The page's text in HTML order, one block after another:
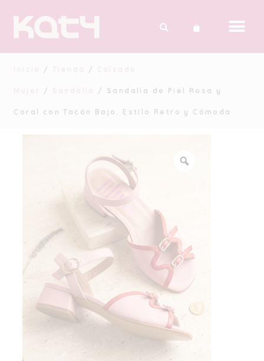
/ /
/ / Sandalia de Piel Rosa y
Coral con Tacón Bajo. Estilo Retro y Cómoda